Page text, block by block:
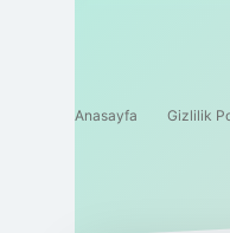
Anasayfa Gizlilik